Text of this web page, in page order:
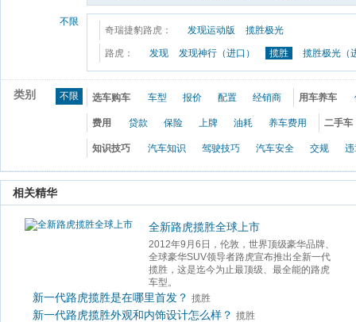
不限
奇瑞捷豹路虎： 发现运动版 揽胜极光
路虎： 发现 发现神行（进口） 揽胜 揽胜极光（
类别 不限 选车购车 车型 报价 配置 经销商 用车养车
费用 贷款 保险 上牌 油耗 养车费用 二手车
知识技巧 汽车知识 驾驶技巧 汽车安全 交规 违
相关精华
全新路虎揽胜全球上市
2012年9月6日，伦敦，世界顶级豪华品牌、
全球豪华SUV领导者路虎宣布推出全新一代
揽胜，这是迄今为止最顶级、最全能的路虎
车型。
新一代路虎揽胜是在哪里首发？ 揽胜
新一代路虎揽胜外观和内饰设计怎么样？ 揽胜